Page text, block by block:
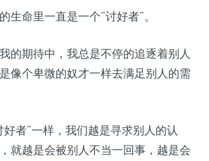
生命里一直是一个“讨好者”。
的期待中，我总是不停的追逐着别人
像个卑微的奴才一样去满足别人的需
者”一样，我们越是寻求别人的认
就越是会被别人不当一回事，越是会